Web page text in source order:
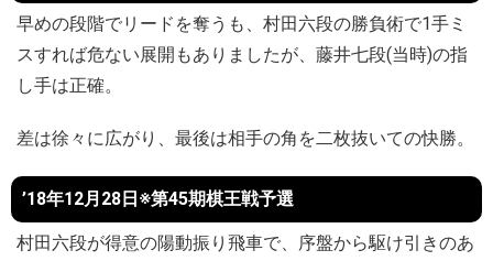
早めの段階でリードを奪うも、村田六段の勝負術で1手ミ
スすれば危ない展開もありましたが、藤井七段(当時)の指
し手は正確。
差は徐々に広がり、最後は相手の角を二枚抜いての快勝。
’18年12月28日※第45期棋王戦予選
村田六段が得意の陽動振り飛車で、序盤から駆け引きのあ